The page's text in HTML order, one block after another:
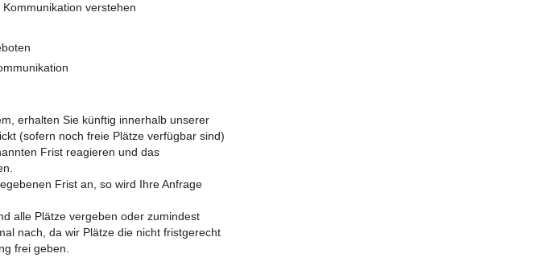
verstehen
erhalten Sie künftig innerhalb unserer
(sofern noch freie Plätze verfügbar sind)
Frist reagieren und das
Frist an, so wird Ihre Anfrage
alle Plätze vergeben oder zumindest
nach, da wir Plätze die nicht fristgerecht
frei geben.